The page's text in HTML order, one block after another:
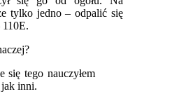
tylko jedno – odpalić się
się tego nauczyłem
inni.